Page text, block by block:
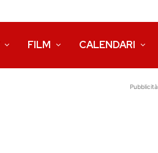
FILM CALENDARI
Pubblicità